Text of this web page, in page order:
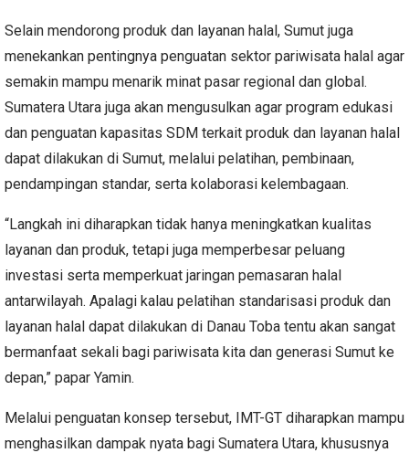
Selain mendorong produk dan layanan halal, Sumut juga
menekankan pentingnya penguatan sektor pariwisata halal agar
semakin mampu menarik minat pasar regional dan global.
Sumatera Utara juga akan mengusulkan agar program edukasi
dan penguatan kapasitas SDM terkait produk dan layanan halal
dapat dilakukan di Sumut, melalui pelatihan, pembinaan,
pendampingan standar, serta kolaborasi kelembagaan.
“Langkah ini diharapkan tidak hanya meningkatkan kualitas
layanan dan produk, tetapi juga memperbesar peluang
investasi serta memperkuat jaringan pemasaran halal
antarwilayah. Apalagi kalau pelatihan standarisasi produk dan
layanan halal dapat dilakukan di Danau Toba tentu akan sangat
bermanfaat sekali bagi pariwisata kita dan generasi Sumut ke
depan,” papar Yamin.
Melalui penguatan konsep tersebut, IMT-GT diharapkan mampu
menghasilkan dampak nyata bagi Sumatera Utara, khususnya